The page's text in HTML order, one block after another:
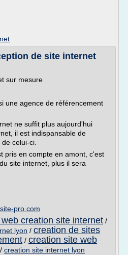
de site internet
sur mesure
une agence de référencement
ne suffit plus aujourd'hui
il est indispansable de
celui-ci.
pris en compte en amont, c'est
site internet, plus il sera
pro.com
creation site internet /
lyon / creation de sites
/ creation site web
/ creation site internet lyon